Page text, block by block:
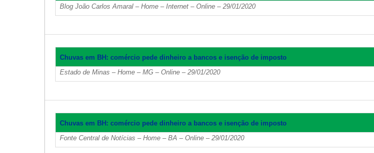
Blog João Carlos Amaral – Home – Internet – Online – 29/01/2020
Chuvas em BH: comércio pede dinheiro a bancos e isenção de imposto
Estado de Minas – Home – MG – Online – 29/01/2020
Chuvas em BH: comércio pede dinheiro a bancos e isenção de imposto
Fonte Central de Notícias – Home – BA – Online – 29/01/2020